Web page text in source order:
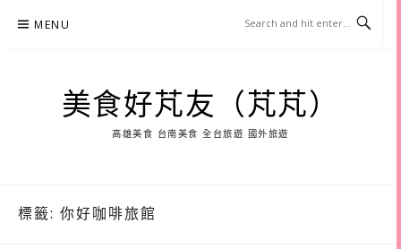
MENU
美食好芃友（芃芃）
高雄美食 台南美食 全台旅遊 國外旅遊
標籤: 你好咖啡旅館